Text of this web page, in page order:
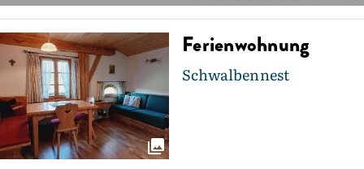
Ferienwohnung
Schwalbennest